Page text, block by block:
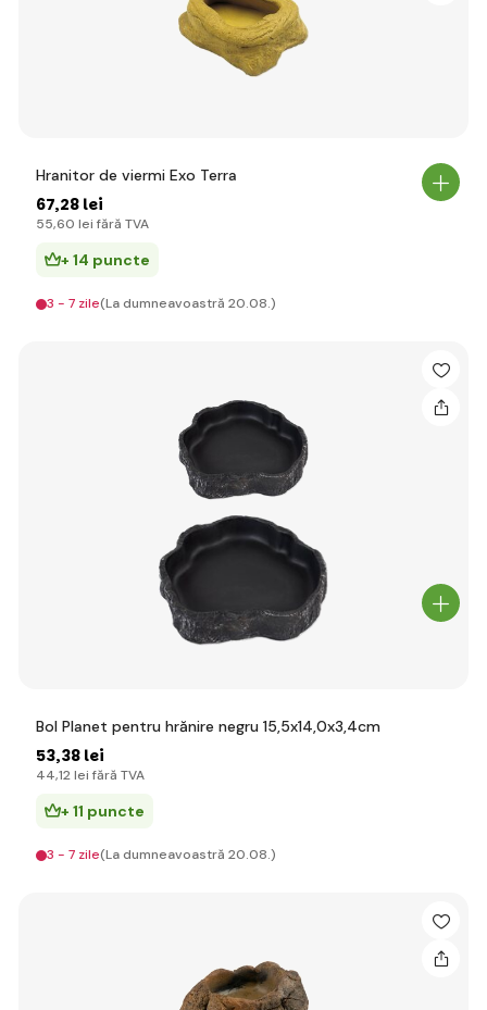
Hranitor de viermi Exo Terra
67,28 lei
55,60 lei fără TVA
+ 14 puncte
3 - 7 zile(La dumneavoastră 20.08.)
Bol Planet pentru hrănire negru 15,5x14,0x3,4cm
53,38 lei
44,12 lei fără TVA
+ 11 puncte
3 - 7 zile(La dumneavoastră 20.08.)